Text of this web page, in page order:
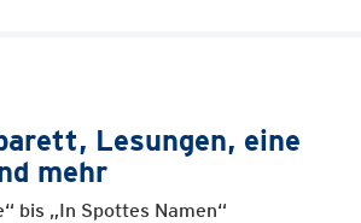
Lesungen, eine
mehr
bis „In Spottes Namen“